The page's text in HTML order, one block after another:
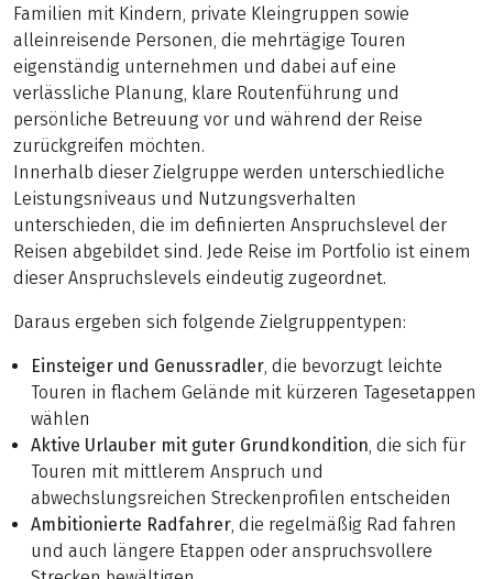
Familien mit Kindern, private Kleingruppen sowie
alleinreisende Personen, die mehrtägige Touren
eigenständig unternehmen und dabei auf eine
verlässliche Planung, klare Routenführung und
persönliche Betreuung vor und während der Reise
zurückgreifen möchten.
Innerhalb dieser Zielgruppe werden unterschiedliche
Leistungsniveaus und Nutzungsverhalten
unterschieden, die im definierten Anspruchslevel der
Reisen abgebildet sind. Jede Reise im Portfolio ist einem
dieser Anspruchslevels eindeutig zugeordnet.
Daraus ergeben sich folgende Zielgruppentypen:
Einsteiger und Genussradler, die bevorzugt leichte
Touren in flachem Gelände mit kürzeren Tagesetappen
wählen
Aktive Urlauber mit guter Grundkondition, die sich für
Touren mit mittlerem Anspruch und
abwechslungsreichen Streckenprofilen entscheiden
Ambitionierte Radfahrer, die regelmäßig Rad fahren
und auch längere Etappen oder anspruchsvollere